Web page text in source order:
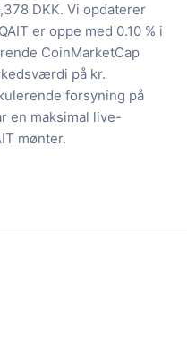
DKK. Vi opdaterer
QAIT er oppe med 0.10 % i
CoinMarketCap
på kr.
forsyning på
en maksimal live-
mønter.